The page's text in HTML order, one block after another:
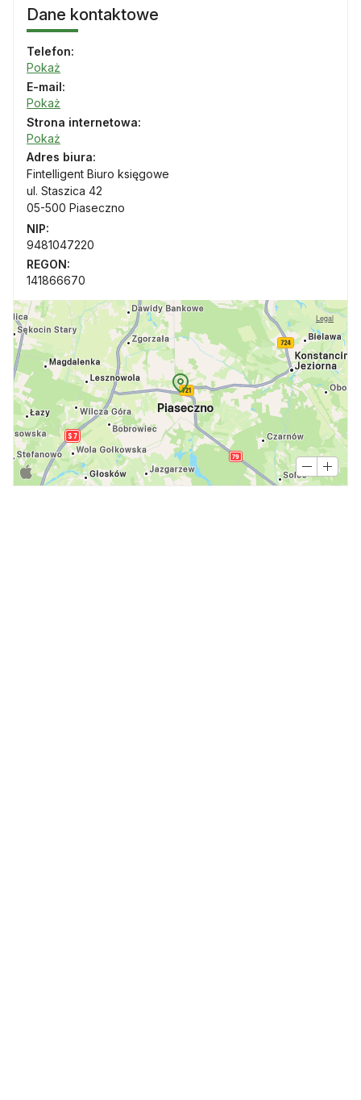
Dane kontaktowe
Telefon:
Pokaż
E-mail:
Pokaż
Strona internetowa:
Pokaż
Adres biura:
Fintelligent Biuro księgowe
ul. Staszica 42
05-500 Piaseczno
NIP:
9481047220
REGON:
141866670
Legal